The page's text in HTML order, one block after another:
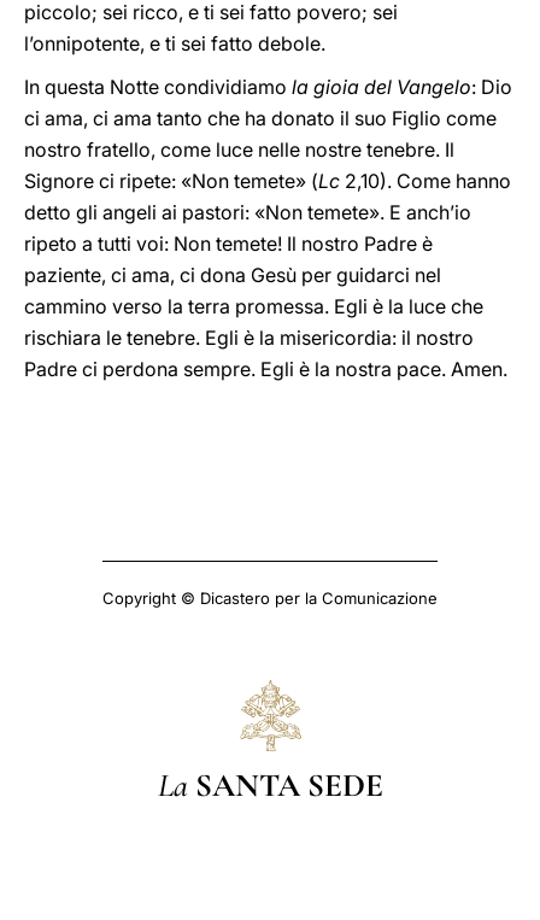
piccolo; sei ricco, e ti sei fatto povero; sei
l’onnipotente, e ti sei fatto debole.
In questa Notte condividiamo la gioia del Vangelo: Dio
ci ama, ci ama tanto che ha donato il suo Figlio come
nostro fratello, come luce nelle nostre tenebre. Il
Signore ci ripete: «Non temete» (Lc 2,10). Come hanno
detto gli angeli ai pastori: «Non temete». E anch’io
ripeto a tutti voi: Non temete! Il nostro Padre è
paziente, ci ama, ci dona Gesù per guidarci nel
cammino verso la terra promessa. Egli è la luce che
rischiara le tenebre. Egli è la misericordia: il nostro
Padre ci perdona sempre. Egli è la nostra pace. Amen.
Copyright © Dicastero per la Comunicazione
La SANTA SEDE